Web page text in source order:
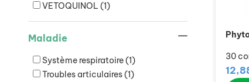
VETOQUINOL (1)
Maladie
Système respiratoire(1)
Troubles articulaires(1)
30